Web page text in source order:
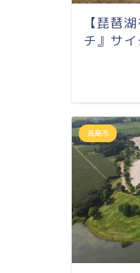
【琵琶
チ』サ
高島市